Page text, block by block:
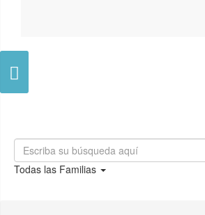

Todas las Familias